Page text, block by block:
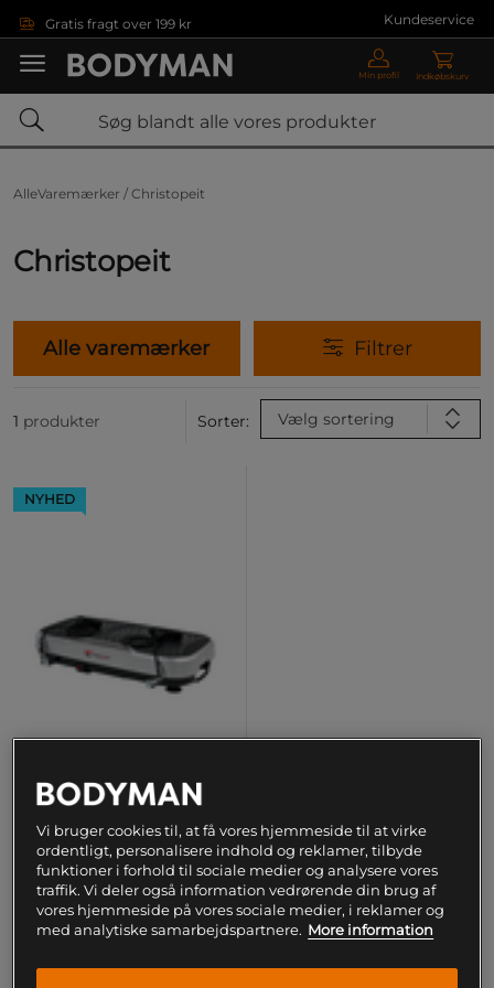
Gratis fragt over 199 kr Kundeservice
Min profil Indkøbskurv
AlleVaremærker / Christopeit
Christopeit
Alle varemærker Filtrer
1 produkter Sorter: Vælg sortering
NYHED
Christopeit Vibration Plate
Vibro 3000
Christopeit
1.890 kr Overvåg
Vi bruger cookies til, at få vores hjemmeside til at virke
ordentligt, personalisere indhold og reklamer, tilbyde
funktioner i forhold til sociale medier og analysere vores
traffik. Vi deler også information vedrørende din brug af
vores hjemmeside på vores sociale medier, i reklamer og
med analytiske samarbejdspartnere. More information